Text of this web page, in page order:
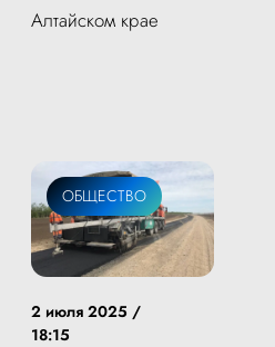
Алтайском крае
ОБЩЕСТВО
2 июля 2025 /
18:15